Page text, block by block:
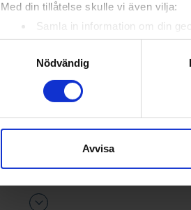
Med din tillåtelse skulle vi även vilja:
Samla in information om din
Identifiera din enhet genom att
Ta reda på mer om hur dina
eller dra tillbaka ditt samtycke när
sociala medier och analysera vår
till de sociala medier och annons-
Nödvändig
Avvisa